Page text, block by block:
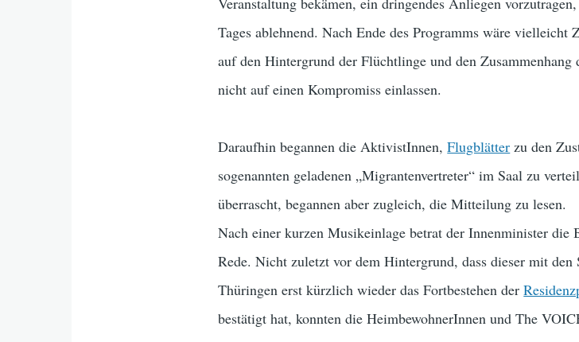
Tages ablehnend. Nach Ende des Programms wäre vielleicht
auf den Hintergrund der Flüchtlinge und den
nicht auf einen Kompromiss einlassen.
Daraufhin begannen die AktivistInnen,Flugblätter zu den
sogenannten geladenen „Migrantenvertreter“ im Saal zu
überrascht, begannen aber zugleich, die Mitteilung zu lesen.
Nach einer kurzen Musikeinlage betrat der Innenminister die
Rede. Nicht zuletzt vor dem Hintergrund, dass dieser mit
Thüringen erst kürzlich wieder das Fortbestehen der
bestätigt hat, konnten die HeimbewohnerInnen und The